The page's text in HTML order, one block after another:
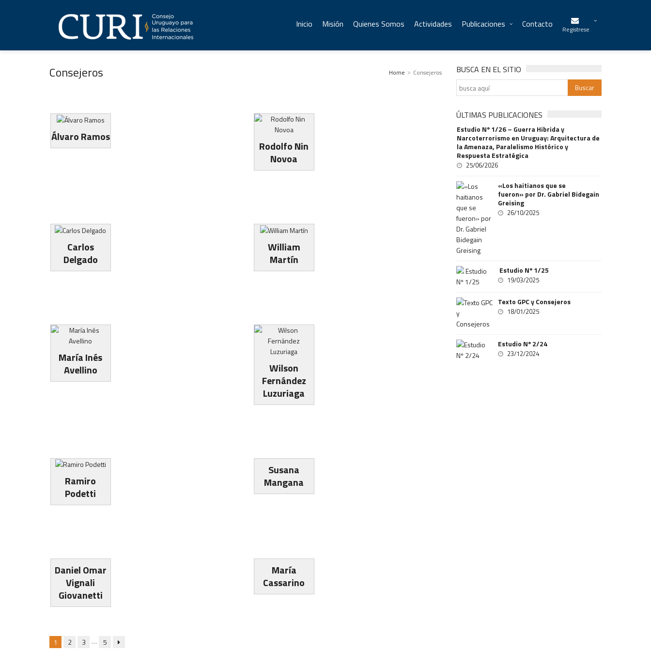
Inicio Misión Quienes Somos Actividades Publicaciones Contacto Registrese
Consejeros Home Consejeros
Álvaro Ramos
Rodolfo Nin
Novoa
Carlos
Delgado
William
Martín
María Inés
Avellino
Wilson
Fernández
Luzuriaga
Ramiro
Podetti
Susana
Mangana
Daniel Omar
Vignali
Giovanetti
María
Cassarino
1 2 3 … 5
BUSCA EN EL SITIO
ÚLTIMAS PUBLICACIONES
Estudio Nº 1/26 – Guerra Hibrida y
Narcoterrorismo en Uruguay: Arquitectura de
la Amenaza, Paralelismo Histórico y
Respuesta Estratégica
25/06/2026
«Los haitianos que se
fueron» por Dr. Gabriel Bidegain
Greising
26/10/2025
Estudio Nº 1/25
19/03/2025
Texto GPC y Consejeros
18/01/2025
Estudio Nº 2/24
23/12/2024